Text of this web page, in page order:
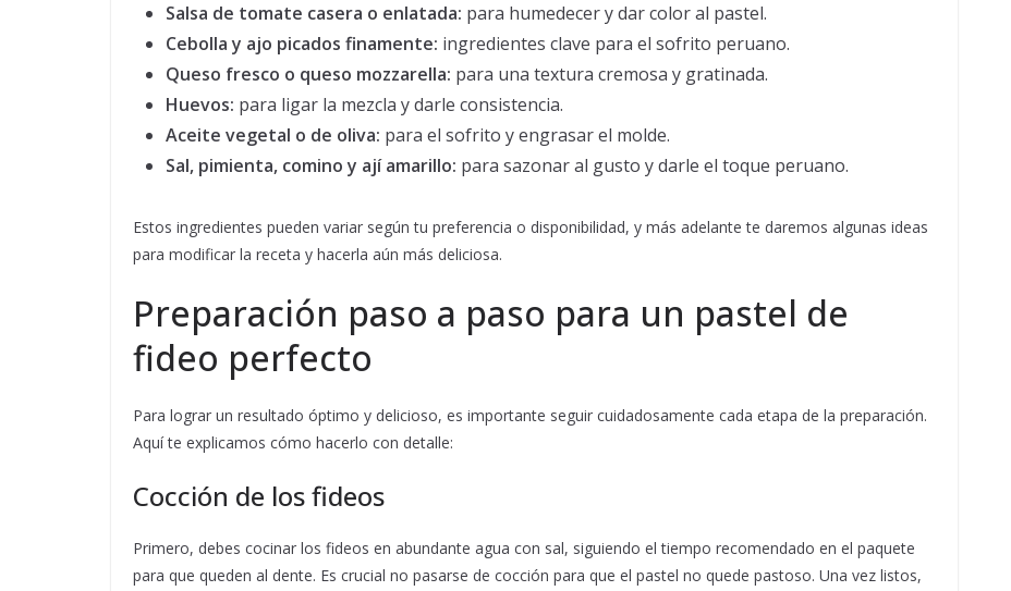
Salsa de tomate casera o enlatada: para humedecer y dar color al pastel.
Cebolla y ajo picados finamente: ingredientes clave para el sofrito peruano.
Queso fresco o queso mozzarella: para una textura cremosa y gratinada.
Huevos: para ligar la mezcla y darle consistencia.
Aceite vegetal o de oliva: para el sofrito y engrasar el molde.
Sal, pimienta, comino y ají amarillo: para sazonar al gusto y darle el toque peruano.
Estos ingredientes pueden variar según tu preferencia o disponibilidad, y más adelante te daremos algunas ideas
para modificar la receta y hacerla aún más deliciosa.
Preparación paso a paso para un pastel de
fideo perfecto
Para lograr un resultado óptimo y delicioso, es importante seguir cuidadosamente cada etapa de la preparación.
Aquí te explicamos cómo hacerlo con detalle:
Cocción de los fideos
Primero, debes cocinar los fideos en abundante agua con sal, siguiendo el tiempo recomendado en el paquete
para que queden al dente. Es crucial no pasarse de cocción para que el pastel no quede pastoso. Una vez listos,